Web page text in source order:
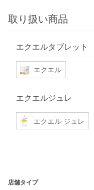
取り扱い商品
エクエルタブレット
エクエル
エクエルジュレ
エクエル ジュレ
店舗タイプ